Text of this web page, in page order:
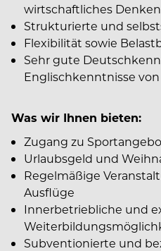
wirtschaftliches Denken
Strukturierte und
Flexibilität sowie
Sehr gute
Englischkenntnisse
Was wir Ihnen bieten:
Zugang zu
Urlaubsgeld und
Regelmäßige
Ausflüge
Innerbetriebliche und
Subventionierte und